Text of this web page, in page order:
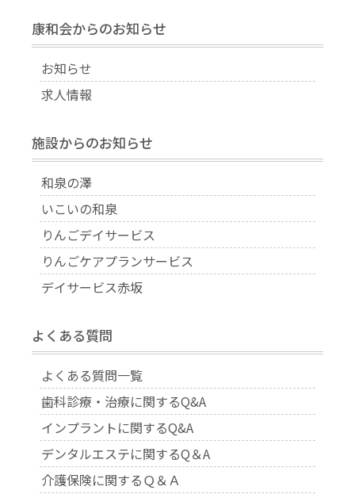
康和会からのお知らせ
お知らせ
求人情報
施設からのお知らせ
和泉の澤
いこいの和泉
りんごデイサービス
りんごケアプランサービス
デイサービス赤坂
よくある質問
よくある質問一覧
歯科診療・治療に関するQ&A
インプラントに関するQ&A
デンタルエステに関するQ＆A
介護保険に関するＱ＆Ａ